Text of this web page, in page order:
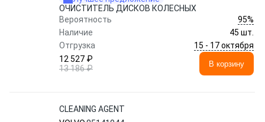
ОЧИСТИТЕЛЬ ДИСКОВ КОЛЕСНЫХ
Вероятность
95%
Наличие
45 шт.
Отгрузка
15 - 17 октября
12 527 ₽
13 186 ₽
В корзину
CLEANING AGENT